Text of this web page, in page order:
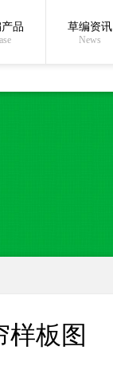
在线沟通:
品 草编资讯
News
样板图